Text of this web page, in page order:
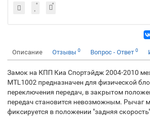
Описание Отзывы 0 Вопрос - Ответ 0
Замок на КПП Киа Спортэйдж 2004-2010
MTL1002 предназначен для физической
переключения передач, в закрытом
передач становится невозможным. Рычаг
фиксируется в положении "задняя